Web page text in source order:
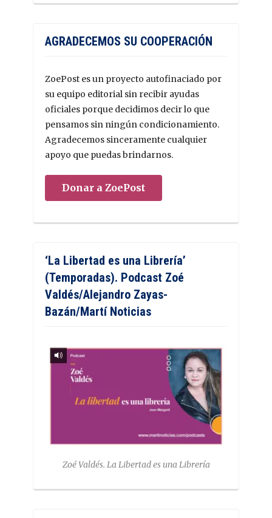
AGRADECEMOS SU COOPERACIÓN
ZoePost es un proyecto autofinaciado por
su equipo editorial sin recibir ayudas
oficiales porque decidimos decir lo que
pensamos sin ningún condicionamiento.
Agradecemos sinceramente cualquier
apoyo que puedas brindarnos.
Donar a ZoePost
‘La Libertad es una Librería’
(Temporadas). Podcast Zoé
Valdés/Alejandro Zayas-
Bazán/Martí Noticias
Zoé Valdés. La Libertad es una Librería